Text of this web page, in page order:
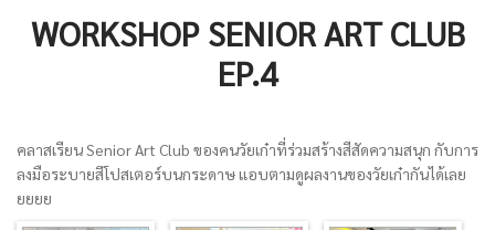
WORKSHOP SENIOR ART CLUB
EP.4
คลาสเรียน Senior Art Club ของคนวัยเก๋าที่ร่วมสร้างสีสัดความสนุก กับการ
ลงมือระบายสีโปสเตอร์บนกระดาษ แอบตามดูผลงานของวัยเก๋ากันได้เลย
ยยยย